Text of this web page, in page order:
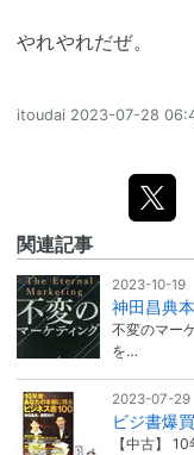
やれやれだぜ。
itoudai 2023-07-28
関連記事
2023-10-19
神田昌典本
不変のマー
を…
2023-07-29
ビジ書爆
【中古】